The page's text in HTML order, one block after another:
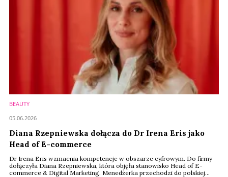
BEAUTY
Diana Rzepniewska dołącza do Dr Irena Eris jako
Head of E-commerce
Dr Irena Eris wzmacnia kompetencje w obszarze cyfrowym. Do firmy
dołączyła Diana Rzepniewska, która objęła stanowisko Head of E-
commerce & Digital Marketing. Menedżerka przechodzi do polskiej
05.06.2026